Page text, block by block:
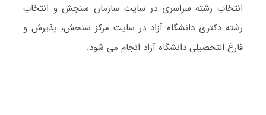
انتخاب رشته سراسری در سایت سازمان سنجش و انتخاب
رشته دکتری دانشگاه آزاد در سایت مرکز سنجش، پذیرش و
فارغ التحصیلی دانشگاه آزاد انجام می شود.